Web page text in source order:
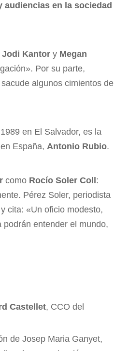
en la sociedad
Jodi Kantor y Megan
Por su parte,
algunos cimientos de
en El Salvador, es la
en España,Antonio Rubio.
como Rocío Soler Coll :
Pérez Soler, periodista
cita: «Un oficio modesto,
entender el mundo,
Castellet, CCO del
de Josep Maria Ganyet,